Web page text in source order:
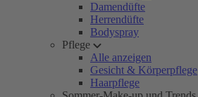
Damendüfte
Herrendüfte
Bodyspray
Pflege
Alle anzeigen
Gesicht & Körperpflege
Haarpflege